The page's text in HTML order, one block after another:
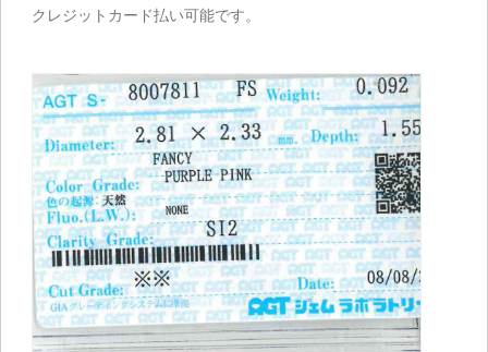
クレジットカード払い可能です。